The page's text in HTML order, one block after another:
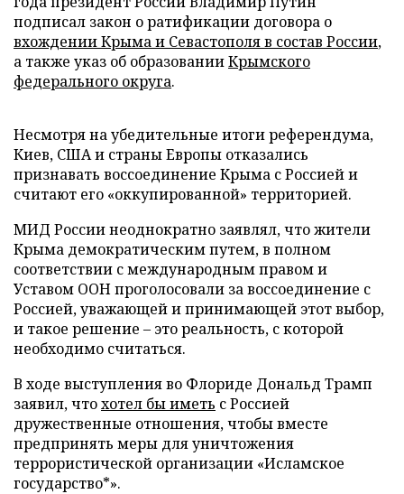
подписал закон о ратификации договора о
вхождении Крыма и Севастополя в состав России,
а также указ об образованииКрымского
федерального округа.
Несмотря на убедительные итоги референдума,
Киев, США и страны Европы отказались
признавать воссоединение Крыма с Россией и
считают его «оккупированной» территорией.
МИД России неоднократно заявлял, что жители
Крыма демократическим путем, в полном
соответствии с международным правом и
Уставом ООН проголосовали за воссоединение с
Россией, уважающей и принимающей этот выбор,
и такое решение – это реальность, с которой
необходимо считаться.
В ходе выступления во Флориде Дональд Трамп
заявил, чтохотел бы иметь с Россией
дружественные отношения, чтобы вместе
предпринять меры для уничтожения
террористической организации «Исламское
государство*».